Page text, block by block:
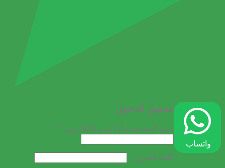
واتساب
تسجيل الدخول
اسم المستخدم أو البريد الإلكتروني *
كلمة المرور *